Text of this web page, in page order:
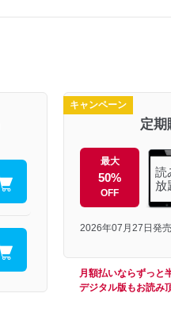
キャンペーン
定期
最大
50%
OFF
読
放
2026年07月27日発
月額払いならずっと
デジタル版もお読み